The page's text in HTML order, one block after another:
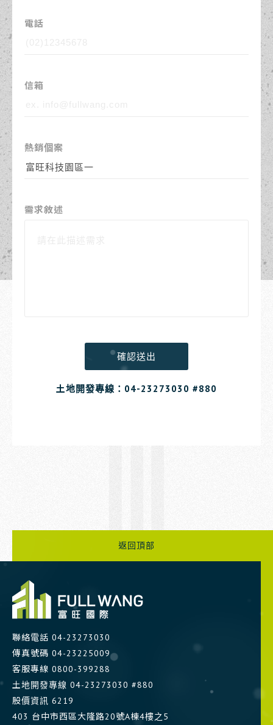
電話
信箱
熱銷個案
需求敘述
確認送出
土地開發專線： 04-23273030 #880
返回頂部
聯絡電話 04-23273030
傳真號碼 04-23225009
客服專線 0800-399288
土地開發專線 04-23273030 #880
股價資訊 6219
403 台中市西區大隆路20號A棟4樓之5